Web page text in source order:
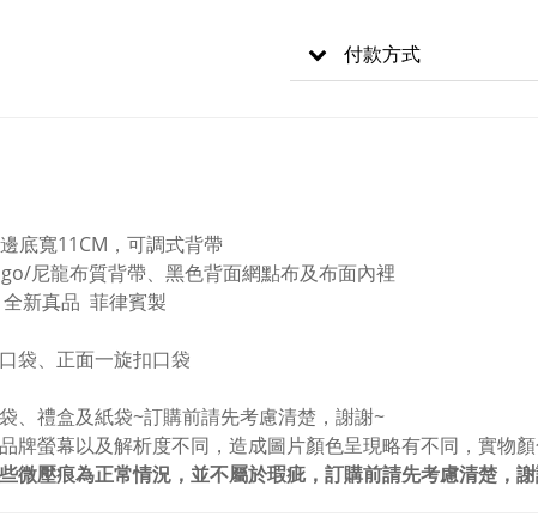
付款方式
底寬11CM，可調式背帶
尼龍布質背帶、黑色背面網點布及布面內裡
新真品 菲律賓製
袋、正面一旋扣口袋
、禮盒及紙袋~訂購前請先考慮清楚，謝謝~
牌螢幕以及解析度不同，造成圖片顏色呈現略有不同，實物顏
微壓痕為正常情況，並不屬於瑕疵，訂購前請先考慮清楚，